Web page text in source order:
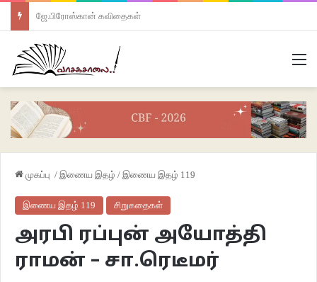
ஜே.பிரோஸ்கான் கவிதைகள்
முகப்பு / இணைய இதழ் / இணைய இதழ் 119
இணைய இதழ் 119 சிறுகதைகள்
அரபி ரப்புன் அயோத்தி
ராமன் – சா.ரெடீமர்